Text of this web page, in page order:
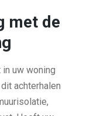
met de
uw woning
achterhalen